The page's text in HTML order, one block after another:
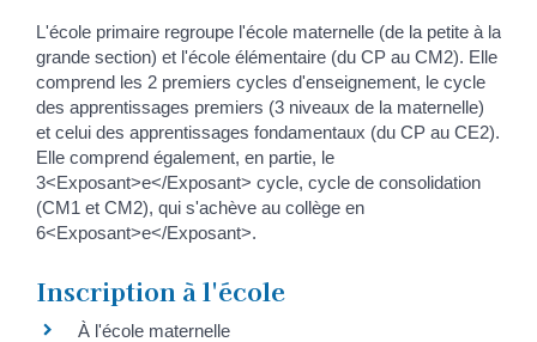
L'école primaire regroupe l'école maternelle (de la petite à la
grande section) et l'école élémentaire (du CP au CM2). Elle
comprend les 2 premiers cycles d'enseignement, le cycle
des apprentissages premiers (3 niveaux de la maternelle)
et celui des apprentissages fondamentaux (du CP au CE2).
Elle comprend également, en partie, le
3<Exposant>e</Exposant> cycle, cycle de consolidation
(CM1 et CM2), qui s'achève au collège en
6<Exposant>e</Exposant>.
Inscription à l'école
À l'école maternelle